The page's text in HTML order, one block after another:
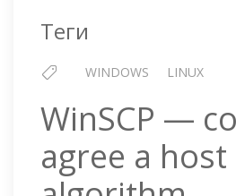
Теги
WINDOWS LINUX
WinSCP —
agree a host